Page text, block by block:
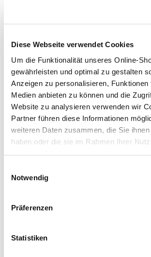
Diese Webseite verwendet Cookies
Um die Funktionalität unseres Online-
gewährleisten und optimal zu gestalten
Anzeigen zu personalisieren, Funktionen
Medien anbieten zu können und die
Website zu analysieren verwenden wir
Partner führen diese Informationen
weiteren Daten zusammen, die Sie
haben oder die sie im Rahmen Ihrer
gesammelt haben.
Notwendig
Präferenzen
Statistiken
Menge
In den
Merken
ZUBEHÖR UND PASSENDE ARTIKEL: